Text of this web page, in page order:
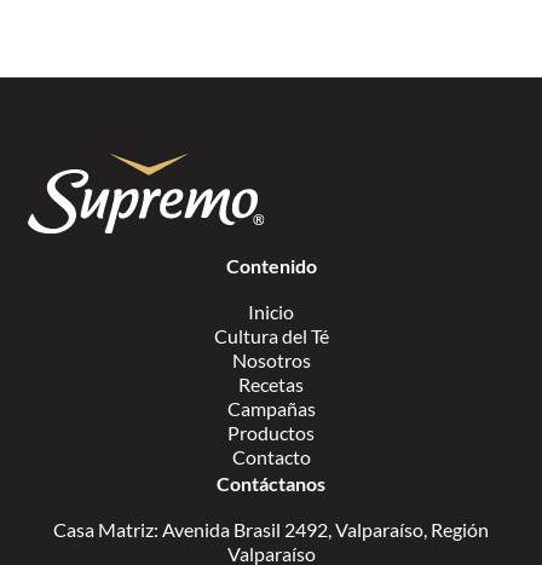
Contenido
Inicio
Cultura del Té
Nosotros
Recetas
Campañas
Productos
Contacto
Contáctanos
Casa Matriz: Avenida Brasil 2492, Valparaíso, Región
Valparaíso